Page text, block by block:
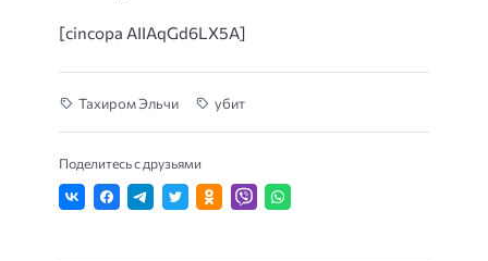
[cincopa AIIAqGd6LX5A]
Тахиром Эльчи убит
Поделитесь с друзьями